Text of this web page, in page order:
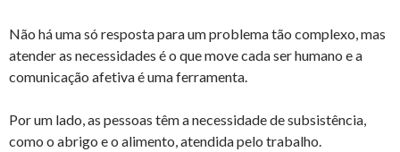
Não há uma só resposta para um problema tão complexo, mas
atender as necessidades é o que move cada ser humano e a
comunicação afetiva é uma ferramenta.
Por um lado, as pessoas têm a necessidade de subsistência,
como o abrigo e o alimento, atendida pelo trabalho.